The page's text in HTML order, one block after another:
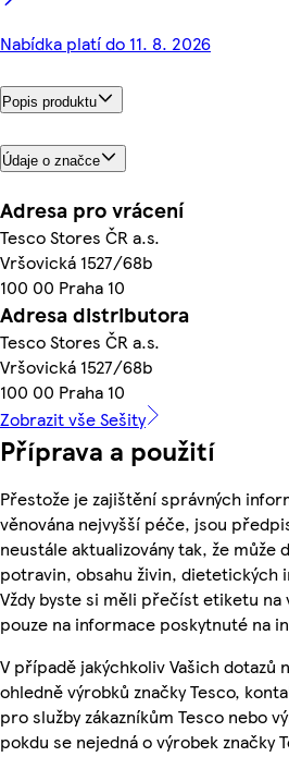
Nabídka platí do 11. 8. 2026
Popis produktu
Údaje o značce
Adresa pro vrácení
Tesco Stores ČR a.s.
Vršovická 1527/68b
100 00 Praha 10
Adresa distributora
Tesco Stores ČR a.s.
Vršovická 1527/68b
100 00 Praha 10
Zobrazit vše Sešity
Příprava a použití
Přestože je zajištění správných
věnována nejvyšší péče, jsou
neustále aktualizovány tak, že může
potravin, obsahu živin, dietetických
Vždy byste si měli přečíst etiketu na
pouze na informace poskytnuté na
V případě jakýchkoliv Vašich dotazů
ohledně výrobků značky Tesco,
pro služby zákazníkům Tesco nebo
pokdu se nejedná o výrobek značky